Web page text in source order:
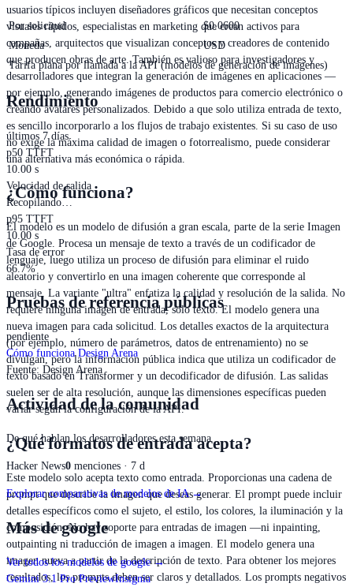
usuarios típicos incluyen diseñadores gráficos que necesitan conceptos
visuales rápidos, especialistas en marketing que crean activos para
campañas, arquitectos que visualizan conceptos y creadores de contenido
que producen obras de arte. También es valioso para investigadores y
desarrolladores que integran la generación de imágenes en aplicaciones —
por ejemplo, generando imágenes de productos para comercio electrónico o
creando avatares personalizados. Debido a que solo utiliza entrada de texto,
es sencillo incorporarlo a los flujos de trabajo existentes. Si su caso de uso
no exige la máxima calidad de imagen o fotorrealismo, puede considerar
una alternativa más económica o rápida.
¿Cómo funciona?
El modelo es un modelo de difusión a gran escala, parte de la serie Imagen
de Google. Procesa un mensaje de texto a través de un codificador de
lenguaje, luego utiliza un proceso de difusión para eliminar el ruido
aleatorio y convertirlo en una imagen coherente que corresponde al
mensaje. La variante "ultra" enfatiza la calidad y resolución de la salida. No
requiere ninguna imagen de entrada, solo texto. El modelo genera una
nueva imagen para cada solicitud. Los detalles exactos de la arquitectura
(por ejemplo, número de parámetros, datos de entrenamiento) no se
divulgan, pero la información pública indica que utiliza un codificador de
texto basado en Transformer y un decodificador de difusión. Las salidas
suelen ser de alta resolución, aunque las dimensiones específicas pueden
variar según la configuración de la API.
¿Qué formatos de entrada acepta?
Este modelo solo acepta texto como entrada. Proporcionas una cadena de
prompt que describe la imagen que deseas generar. El prompt puede incluir
detalles específicos como el sujeto, el estilo, los colores, la iluminación y la
composición. No hay soporte para entradas de imagen —ni inpainting,
outpainting ni traducción de imagen a imagen. El modelo genera una
imagen nueva a partir de la descripción de texto. Para obtener los mejores
resultados, los prompts deben ser claros y detallados. Los prompts negativos
Por solicitud $0.0600
Moneda
USD
Tarifa plana por llamada a la API (modelos de generación de imágenes)
Rendimiento
últimos 7 días
p50 TTFT
10.00 s
Velocidad de salida
Recopilando…
p95 TTFT
10.00 s
Tasa de error
66.7%
Pruebas de referencia públicas
pendiente
Cómo funciona Design Arena
Fuente: Design Arena
Actividad de la comunidad
De qué hablan los desarrolladores esta semana
Hacker News0 menciones · 7 d
Explorar comparativas de modelos de IA →
Más de google
Ver todos los modelos de google→
Gemini 3.1 Pro PreviewInsignia